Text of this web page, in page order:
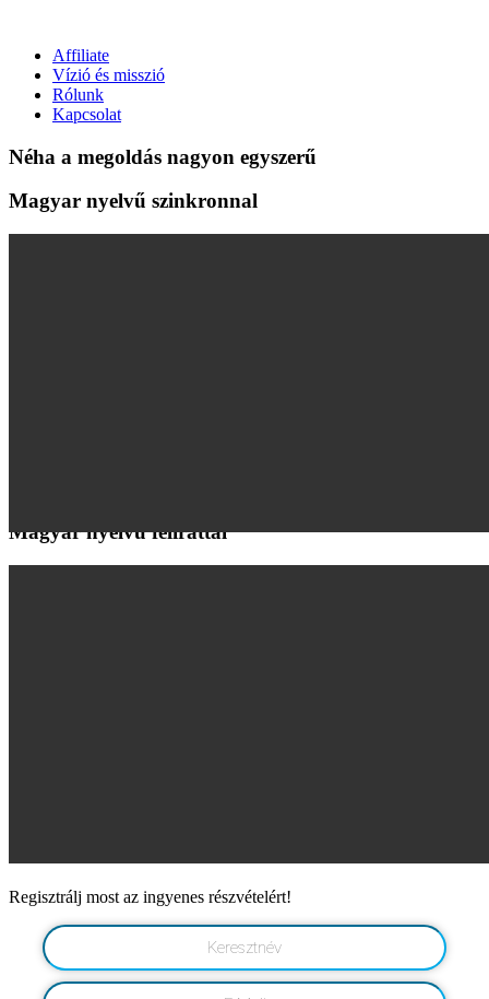
Affiliate
Vízió és misszió
Rólunk
Kapcsolat
Néha a megoldás nagyon egyszerű
Magyar nyelvű szinkronnal
Magyar nyelvű felirattal
Regisztrálj most az ingyenes részvételért!